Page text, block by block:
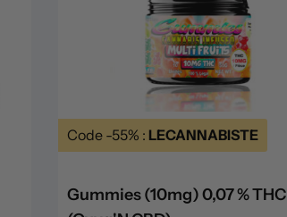
Code -55% : LECANNABISTE
Gummies (10mg) 0,07 % THC